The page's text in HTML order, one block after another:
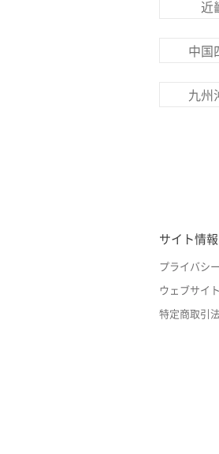
近
中国
九州
サイト情報
プライバシ
ウェブサイ
特定商取引